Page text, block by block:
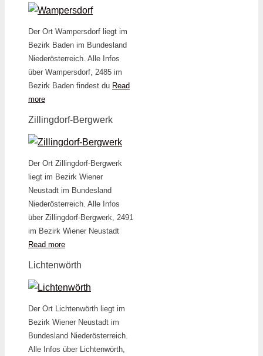
Der Ort Wampersdorf liegt im
Bezirk Baden im Bundesland
Niederösterreich. Alle Infos
über Wampersdorf, 2485 im
Bezirk Baden findest du Read
more
Zillingdorf-Bergwerk
Der Ort Zillingdorf-Bergwerk
liegt im Bezirk Wiener
Neustadt im Bundesland
Niederösterreich. Alle Infos
über Zillingdorf-Bergwerk, 2491
im Bezirk Wiener Neustadt
Read more
Lichtenwörth
Der Ort Lichtenwörth liegt im
Bezirk Wiener Neustadt im
Bundesland Niederösterreich.
Alle Infos über Lichtenwörth,